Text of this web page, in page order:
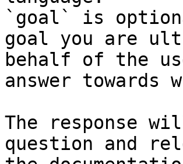
`goal` is
goal you are
behalf of the
answer
The response
question and